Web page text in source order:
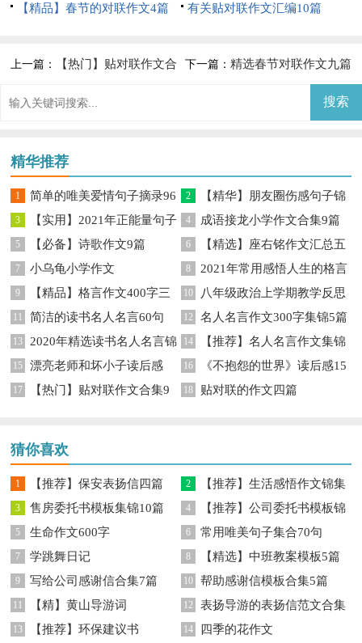
【精品】春节的对联作文4篇
有关贴对联作文汇编10篇
上一篇： 【热门】贴对联作文合 下一篇： 精选春节对联作文九篇
精华推荐
1
简单的唯美爱情句子摘录96
句
2
【精华】朋友圈伤感句子锦
集60条
3
【实用】2021年正能量句子
锦集45条
4 成语接龙小学作文合集9篇
5 【必备】诗歌作文9篇 6
【精选】座右铭作文汇总五
篇
7 小乌龟小学作文 8
2021年常用感悟人生的格言
85句
9
【精品】格言作文400字三
篇
10 八年级政治上学期教学反思
11 简洁的读书名人名言60句 12 名人名言作文300字集锦5篇
13
2020年精选读书名人名言锦
集95句
14
【推荐】名人名言作文集锦
7篇
15 漂亮老师和坏小子读后感 16
《不抱怨的世界》读后感15
篇
17
【热门】贴对联作文合集9
18 贴对联的作文四篇
猜你喜欢
1 【推荐】保安表扬信四篇 2
【推荐】生活感悟作文锦集
7篇
3 售房委托书模板集锦10篇 4
【推荐】公司委托书模板锦
集7篇
5 生命作文600字 6 常用唯美句子集合70句
7 学跳舞日记 8 【精选】中班教案模板5篇
9 写给公司感谢信合集7篇 10 帮助感谢信模板合集5篇
11 【精】黄山导游词 12
表扬导游的表扬信范文合集
六篇
13 【推荐】环保建议书 14 四季的花作文